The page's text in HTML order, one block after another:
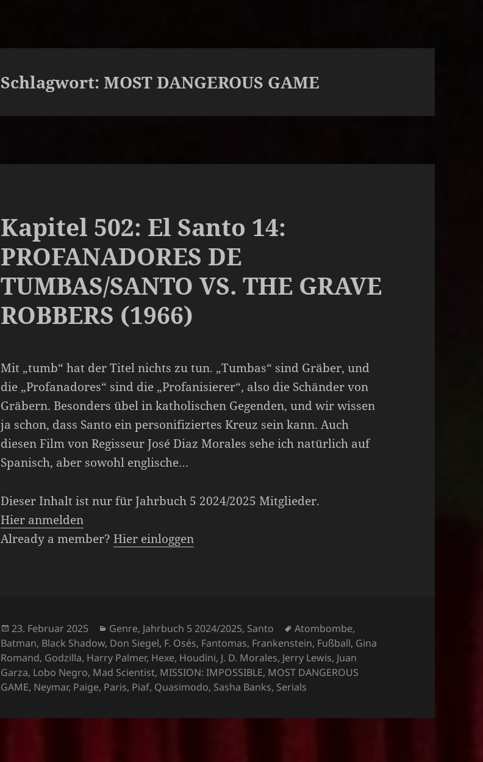
Schlagwort:MOST DANGEROUS GAME
Kapitel 502: El Santo 14:
PROFANADORES DE
TUMBAS/SANTO VS. THE GRAVE
ROBBERS (1966)
Mit „tumb“ hat der Titel nichts zu tun. „Tumbas“ sind Gräber, und
die „Profanadores“ sind die „Profanisierer“, also die Schänder von
Gräbern. Besonders übel in katholischen Gegenden, und wir wissen
ja schon, dass Santo ein personifiziertes Kreuz sein kann. Auch
diesen Film von Regisseur José Diaz Morales sehe ich natürlich auf
Spanisch, aber sowohl englische…
Dieser Inhalt ist nur für Jahrbuch 5 2024/2025 Mitglieder.
Hier anmelden
Already a member?Hier einloggen
Veröffentlicht
am
23. Februar 2025 Kategorien
Genre, Jahrbuch 5 2024/2025, Santo Schlagwörter
Atombombe,
Batman, Black Shadow, Don Siegel, F. Osés, Fantomas, Frankenstein, Fußball, Gina
Romand, Godzilla, Harry Palmer, Hexe, Houdini, J. D. Morales, Jerry Lewis, Juan
Garza, Lobo Negro, Mad Scientist, MISSION: IMPOSSIBLE, MOST DANGEROUS
GAME, Neymar, Paige, Paris, Piaf, Quasimodo, Sasha Banks, Serials